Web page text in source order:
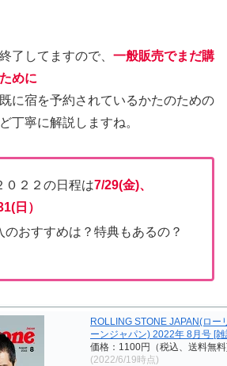
了してますので、 一般販売でまだ購
めに
に宿を予約されているかたのための
丁寧に解説しますね。
０２２の日程は7/29(金)、
(日）
のおすすめは？特典もあるの？
ROLLING STONE JAPAN(ロー
ーンジャパン) 2022年 8月号 [雑
価格：1100円（税込、送料無
(2022/6/19時点)